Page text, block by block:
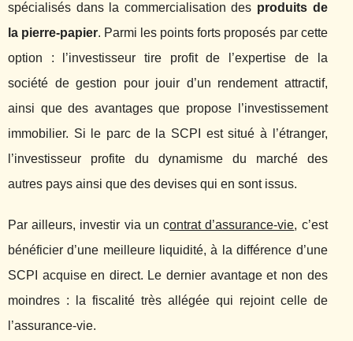
spécialisés dans la commercialisation des produits de
la pierre-papier. Parmi les points forts proposés par cette
option : l’investisseur tire profit de l’expertise de la
société de gestion pour jouir d’un rendement attractif,
ainsi que des avantages que propose l’investissement
immobilier. Si le parc de la SCPI est situé à l’étranger,
l’investisseur profite du dynamisme du marché des
autres pays ainsi que des devises qui en sont issus.
Par ailleurs, investir via un contrat d’assurance-vie, c’est
bénéficier d’une meilleure liquidité, à la différence d’une
SCPI acquise en direct. Le dernier avantage et non des
moindres : la fiscalité très allégée qui rejoint celle de
l’assurance-vie.